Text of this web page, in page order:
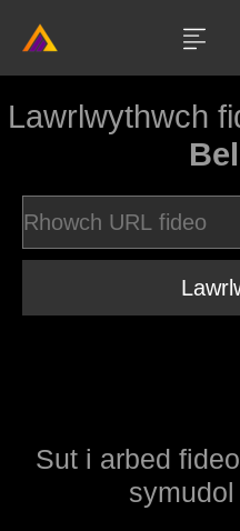
Lawrlwythwch
Sut i arbed
symudol